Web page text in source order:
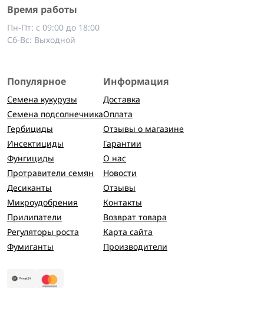
Время работы
Пн-Пт: с 09:00 до 18:00
Сб-Вс: Выходной
Популярное
Семена кукурузы
Семена подсолнечника
Гербициды
Инсектициды
Фунгициды
Протравители семян
Десиканты
Микроудобрения
Прилипатели
Регуляторы роста
Фумиганты
Информация
Доставка
Оплата
Отзывы о магазине
Гарантии
О нас
Новости
Отзывы
Контакты
Возврат товара
Карта сайта
Производители